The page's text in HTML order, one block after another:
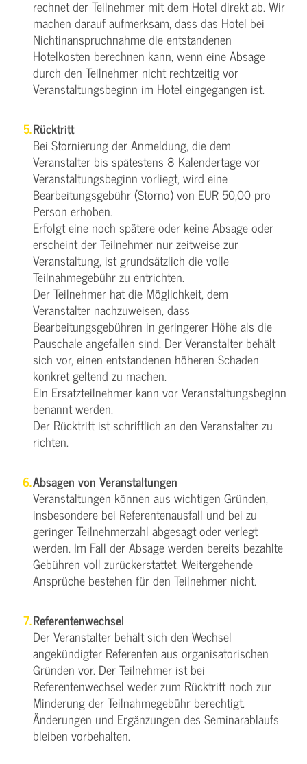
rechnet der Teilnehmer mit dem Hotel direkt ab. Wir
machen darauf aufmerksam, dass das Hotel bei
Nichtinanspruchnahme die entstandenen
Hotelkosten berechnen kann, wenn eine Absage
durch den Teilnehmer nicht rechtzeitig vor
Veranstaltungsbeginn im Hotel eingegangen ist.
Rücktritt
Bei Stornierung der Anmeldung, die dem
Veranstalter bis spätestens 8 Kalendertage vor
Veranstaltungsbeginn vorliegt, wird eine
Bearbeitungsgebühr (Storno) von EUR 50,00 pro
Person erhoben.
Erfolgt eine noch spätere oder keine Absage oder
erscheint der Teilnehmer nur zeitweise zur
Veranstaltung, ist grundsätzlich die volle
Teilnahmegebühr zu entrichten.
Der Teilnehmer hat die Möglichkeit, dem
Veranstalter nachzuweisen, dass
Bearbeitungsgebühren in geringerer Höhe als die
Pauschale angefallen sind. Der Veranstalter behält
sich vor, einen entstandenen höheren Schaden
konkret geltend zu machen.
Ein Ersatzteilnehmer kann vor Veranstaltungsbeginn
benannt werden.
Der Rücktritt ist schriftlich an den Veranstalter zu
richten.
Absagen von Veranstaltungen
Veranstaltungen können aus wichtigen Gründen,
insbesondere bei Referentenausfall und bei zu
geringer Teilnehmerzahl abgesagt oder verlegt
werden. Im Fall der Absage werden bereits bezahlte
Gebühren voll zurückerstattet. Weitergehende
Ansprüche bestehen für den Teilnehmer nicht.
Referentenwechsel
Der Veranstalter behält sich den Wechsel
angekündigter Referenten aus organisatorischen
Gründen vor. Der Teilnehmer ist bei
Referentenwechsel weder zum Rücktritt noch zur
Minderung der Teilnahmegebühr berechtigt.
Änderungen und Ergänzungen des Seminarablaufs
bleiben vorbehalten.